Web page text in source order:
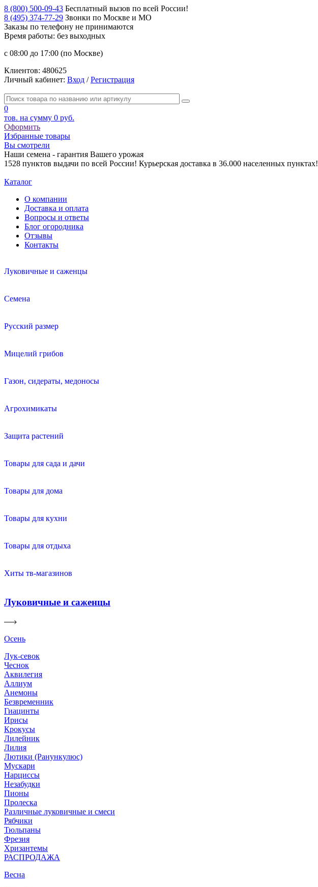
8 (800) 500-09-43 Бесплатный вызов по всей России!
8 (495) 374-77-29 Звонки по Москве и МО
Заказы по телефону не принимаются
Время работы: без выходных
с 08:00 до 17:00 (по Москве)
Клиентов: 480625
Личный кабинет: Вход /Регистрация
0
тов. на сумму 0 руб.
Оформить
Избранные товары
Вы смотрели
Наши семена - гарантия Вашего урожая
1528 пунктов выдачи по всей России! Курьерская доставка в 36.000 населенных пунктах!
Каталог
О компании
Доставка и оплата
Вопросы и ответы
Блог огородника
Отзывы
Контакты
Луковичные и саженцы
Семена
Русский размер
Мицелий грибов
Газон, сидераты, медоносы
Агрохимикаты
Защита растений
Товары для сада и дачи
Товары для дома
Товары для кухни
Товары для отдыха
Хиты тв-магазинов
Луковичные и саженцы
Осень
Лук-севок
Чеснок
Аквилегия
Аллиум
Анемоны
Безвременник
Гиацинты
Ирисы
Крокусы
Лилейник
Лилия
Лютики (Ранункулюс)
Мускари
Нарцисcы
Незабудки
Пионы
Пролеска
Различные луковичные и смеси
Рябчики
Тюльпаны
Фрезия
Хризантемы
РАСПРОДАЖА
Весна